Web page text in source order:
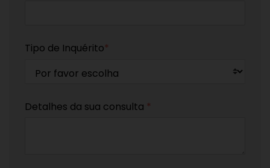
Tipo de Inquérito*
Detalhes da sua consulta *